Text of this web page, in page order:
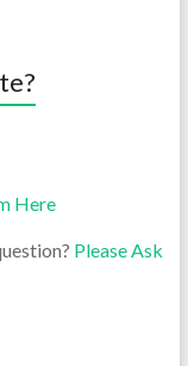
Here
Please Ask